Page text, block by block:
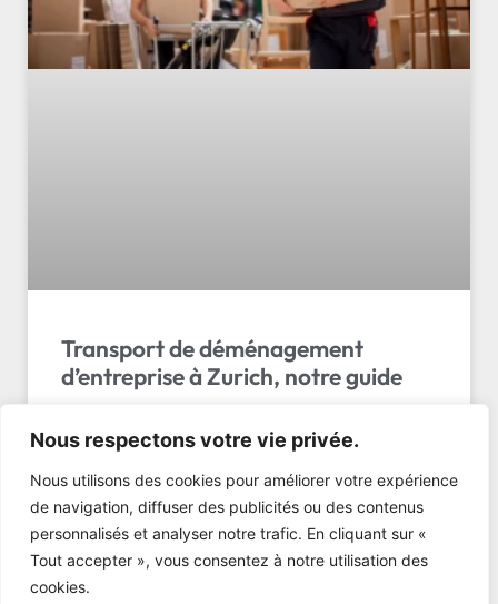
Nous respectons votre vie privée.
Nous utilisons des cookies pour améliorer votre expérience
de navigation, diffuser des publicités ou des contenus
personnalisés et analyser notre trafic. En cliquant sur «
Tout accepter », vous consentez à notre utilisation des
cookies.
Transport de déménagement
d’entreprise à Zurich, notre guide
Transport déménagement entreprise Zurich :
comparez 5 critères clés, tarifs (dès 400 CHF) et
services. Obtenez votre devis gratuit avec LL
Transport Sàrl !
LIRE L'ARTICLE »